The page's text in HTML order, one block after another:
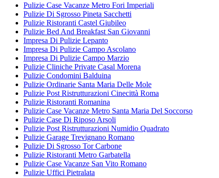
Pulizie Case Vacanze Metro Fori Imperiali
Pulizie Di Sgrosso Pineta Sacchetti
Pulizie Ristoranti Castel Giubileo
Pulizie Bed And Breakfast San Giovanni
Impresa Di Pulizie Lepanto
Impresa Di Pulizie Campo Ascolano
Impresa Di Pulizie Campo Marzio
Pulizie Cliniche Private Casal Morena
Pulizie Condomini Balduina
Pulizie Ordinarie Santa Maria Delle Mole
Pulizie Post Ristrutturazioni Cinecittà Roma
Pulizie Ristoranti Romanina
Pulizie Case Vacanze Metro Santa Maria Del Soccorso
Pulizie Case Di Riposo Arsoli
Pulizie Post Ristrutturazioni Numidio Quadrato
Pulizie Garage Trevignano Romano
Pulizie Di Sgrosso Tor Carbone
Pulizie Ristoranti Metro Garbatella
Pulizie Case Vacanze San Vito Romano
Pulizie Uffici Pietralata